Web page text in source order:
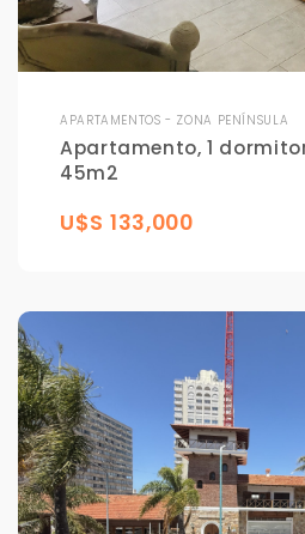
APARTAMENTOS - ZONA PENÍNSULA
Apartamento, 1
45m2
U$S 133,000